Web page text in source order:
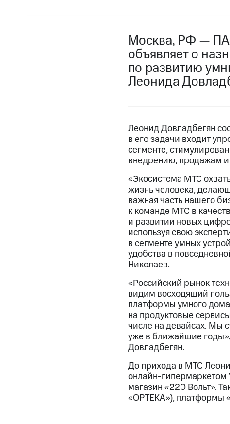
Москва, РФ —
объявляет о
по развитию
Леонида
Леонид Довладбегян
в его задачи входит
сегменте,
внедрению, продажам и
«Экосистема МТС
жизнь человека,
важная часть нашего
к команде МТС в
и развитии новых
используя свою
в сегменте умных
удобства в
Николаев.
«Российский рынок
видим восходящий
платформы умного
на продуктовые
числе на девайсах. Мы
уже в ближайшие
Довладбегян.
До прихода в МТС
онлайн-гипермаркетом
магазин «220 Вольт».
«ОРТЕКА»), платформы